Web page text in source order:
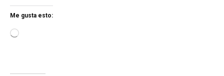
Me gusta esto: